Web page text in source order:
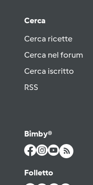
Cerca
Cerca ricette
Cerca nel forum
Cerca iscritto
RSS
Bimby®
Folletto